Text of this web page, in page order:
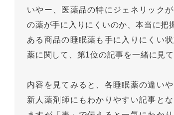
いやー、医薬品の特にジェネリック
の薬が手に入りにくいのか、本当に把
ある商品の睡眠薬も手に入りにくい
薬に関して、第1位の記事を一緒に見て
内容を見てみると、各睡眠薬の違い
新人薬剤師にもわかりやすい記事と